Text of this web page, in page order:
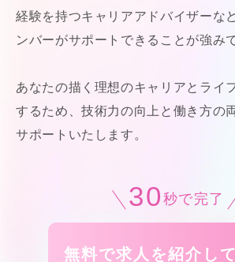
経験を持つキャリアアドバイザーな
ンバーがサポートできることが強み
あなたの描く理想のキャリアとライ
するため、技術力の向上と働き方の
サポートいたします。
30 秒で完了
無料で求人を紹介し